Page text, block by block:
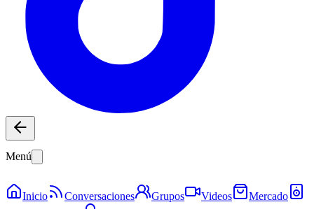
Menú
Inicio Conversaciones Grupos Videos
Mercado